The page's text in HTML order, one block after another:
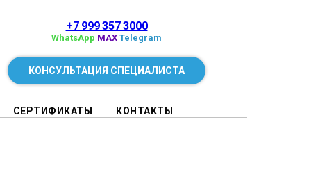
+7 999 357 3000
WhatsApp MAX Telegram
КОНСУЛЬТАЦИЯ СПЕЦИАЛИСТА
СЕРТИФИКАТЫ КОНТАКТЫ